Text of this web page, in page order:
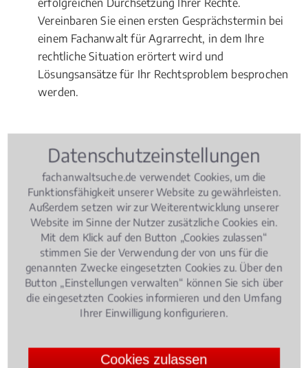
erfolgreichen Durchsetzung Ihrer Rechte.
Vereinbaren Sie einen ersten Gesprächstermin bei
einem Fachanwalt für Agrarrecht, in dem Ihre
rechtliche Situation erörtert wird und
Lösungsansätze für Ihr Rechtsproblem besprochen
werden.
Rechtsbeiträge zu Agrarrecht
Agrarrecht, 02.08.2018(Update 26.06.2026)
Pferdekauf, Haltung, Haftung: Was
rechtlich wichtig ist
Datenschutzeinstellungen
fachanwaltsuche.de verwendet Cookies, um die
Funktionsfähigkeit unserer Website zu gewährleisten.
Außerdem setzen wir zur Weiterentwicklung unserer
Website im Sinne der Nutzer zusätzliche Cookies ein.
Mit dem Klick auf den Button „Cookies zulassen“
stimmen Sie der Verwendung der von uns für die
genannten Zwecke eingesetzten Cookies zu. Über den
Button „Einstellungen verwalten“ können Sie sich über
die eingesetzten Cookies informieren und den Umfang
Ihrer Einwilligung konfigurieren.
Cookies zulassen